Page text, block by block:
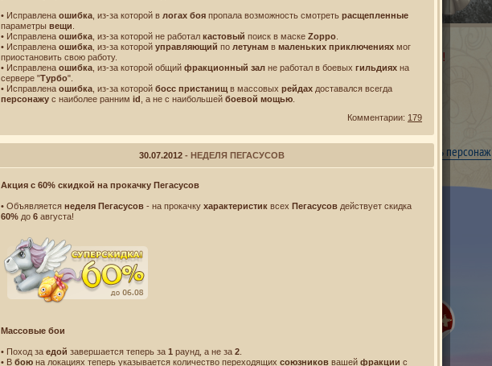
Имя! Мне нужно имя!
Уже есть персонаж
Новости
Все права защищены.
• Исправлена ошибка , из-за которой в логах боя пропала возможность смотреть расщепленные
параметры вещи
• Исправлена ошибка , из-за которой не работал кастовый поиск в маске Zорро
• Исправлена ошибка , из-за которой управляющий по летунам в маленьких приключениях мог
приостановить свою работу.
• Исправлена ошибка , из-за которой общий фракционный зал не работал в боевых гильдиях на
сервере "Турбо".
• Исправлена ошибка , из-за которой босс пристанищ в массовых рейдах доставался всегда
персонажу с наиболее ранним id , а не с наибольшей боевой мощью
Комментарии: 179
30.07.2012- НЕДЕЛЯ ПЕГАСУСОВ
Акция с 60% скидкой на прокачку Пегасусов
• Объявляется неделя Пегасусов - на прокачку характеристик всех Пегасусов действует скидка
60% до 6 августа!
Массовые бои
• Поход за едой завершается теперь за 1 раунд, а не за 2
• В бою на локациях теперь указывается количество переходящих союзников вашей фракции с